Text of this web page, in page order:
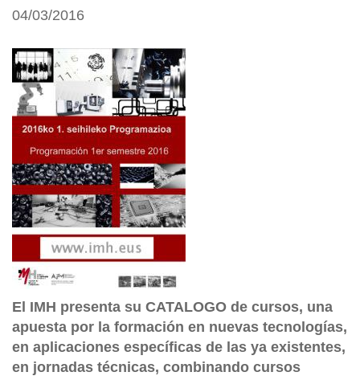
04/03/2016
El IMH presenta su CATALOGO de cursos, una
apuesta por la formación en nuevas tecnologías,
en aplicaciones específicas de las ya existentes,
en jornadas técnicas, combinando cursos